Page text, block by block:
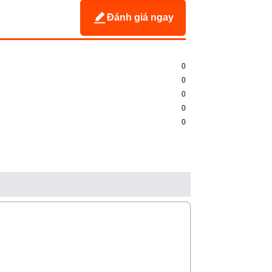
Đánh giá ngay
0
0
0
0
0